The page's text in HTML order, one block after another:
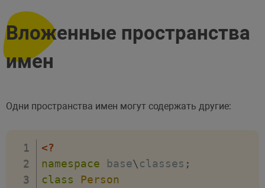
Вложенные пространства
имен
Одни пространства имен могут содержать другие:
<?
namespace
base\ classes ;
class
Person